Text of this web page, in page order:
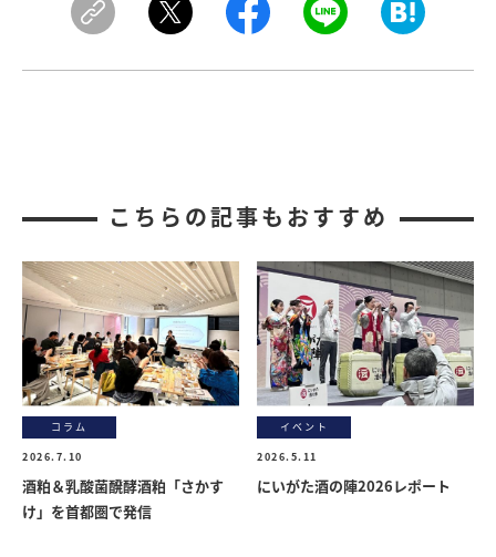
こちらの記事もおすすめ
酒粕＆乳酸菌醗酵酒粕「さかす
け」を首都圏で発信
コラム
2026.7.10
にいがた酒の陣2026レポート
イベント
2026.5.11